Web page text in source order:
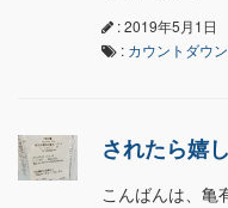
: 2019年5月1日
: カウントダウン
されたら嬉
こんばんは、亀